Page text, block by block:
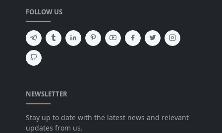
FOLLOW US
NEWSLETTER
Stay up to date with the latest news and relevant
updates from us.